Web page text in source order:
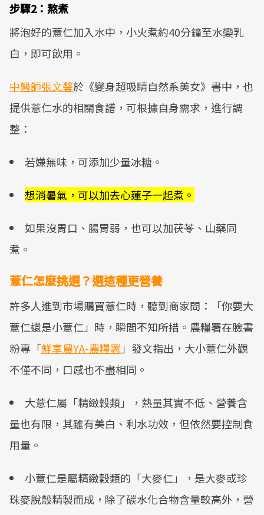
步驟2：熬煮
將泡好的薏仁加入水中，小火煮約40分鐘至水變乳
白，即可飲用。
中醫師張文馨於《變身超吸睛自然系美女》書中，也
提供薏仁水的相關食譜，可根據自身需求，進行調
整：
若嫌無味，可添加少量冰糖。
想消暑氣，可以加去心蓮子一起煮。
如果沒胃口、腸胃弱，也可以加茯苓、山藥同
煮。
薏仁怎麼挑選？選這種更營養
許多人進到市場購買薏仁時，聽到商家問：「你要大
薏仁還是小薏仁」時，瞬間不知所措。農糧署在臉書
粉專「鮮享農YA-農糧署 」發文指出，大小薏仁外觀
不僅不同，口感也不盡相同。
大薏仁屬「精緻穀類」，熱量其實不低、營養含
量也有限，其雖有美白、利水功效，但依然要控制食
用量。
小薏仁是屬精緻穀類的「大麥仁」，是大麥或珍
珠麥脫殼精製而成，除了碳水化合物含量較高外，營